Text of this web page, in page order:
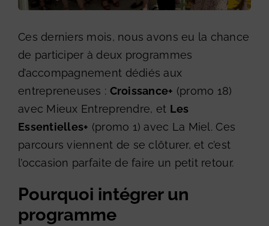
Ces derniers mois, nous avons eu la chance
de participer à deux programmes
d’accompagnement dédiés aux
entrepreneuses : Croissance+ (promo 18)
avec Mieux Entreprendre, et Les
Essentielles+ (promo 1) avec La Miel. Ces
parcours viennent de se clôturer, et c’est
l’occasion parfaite de faire un petit retour.
Pourquoi intégrer un
programme